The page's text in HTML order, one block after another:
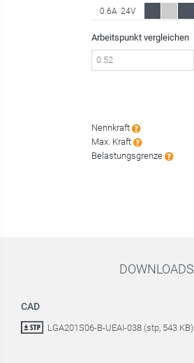
0.6A 24V
Arbeitspunkt vergleichen
Nennkraft
Max. Kraft
Belastungsgrenze
DOWNLOADS
CAD
LGA201S06-B-UEAI-038 (stp, 543 KB)